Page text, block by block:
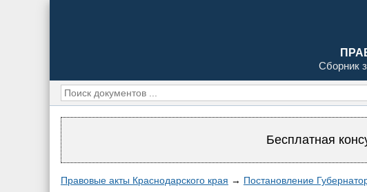
Сборник
Бесплатная
Правовые акты Краснодарского края → Постановление